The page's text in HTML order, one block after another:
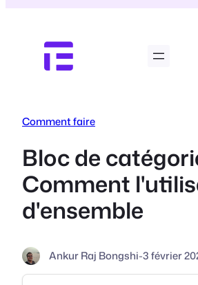
contenu
Comment faire
Bloc de
Comment
d'ensemble
Ankur Raj Bongshi-3 février